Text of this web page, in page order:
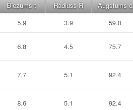
Biezums t Radiuss R Augstums d
5.9 3.9 59.0
6.8 4.5 75.7
7.7 5.1 92.4
8.6 5.1 92.4